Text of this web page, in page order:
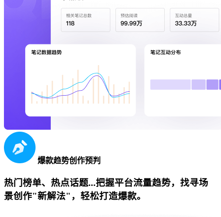
爆款趋势创作预判
热门榜单、热点话题...把握平台流量趋势，找寻场
景创作"新解法"，轻松打造爆款。